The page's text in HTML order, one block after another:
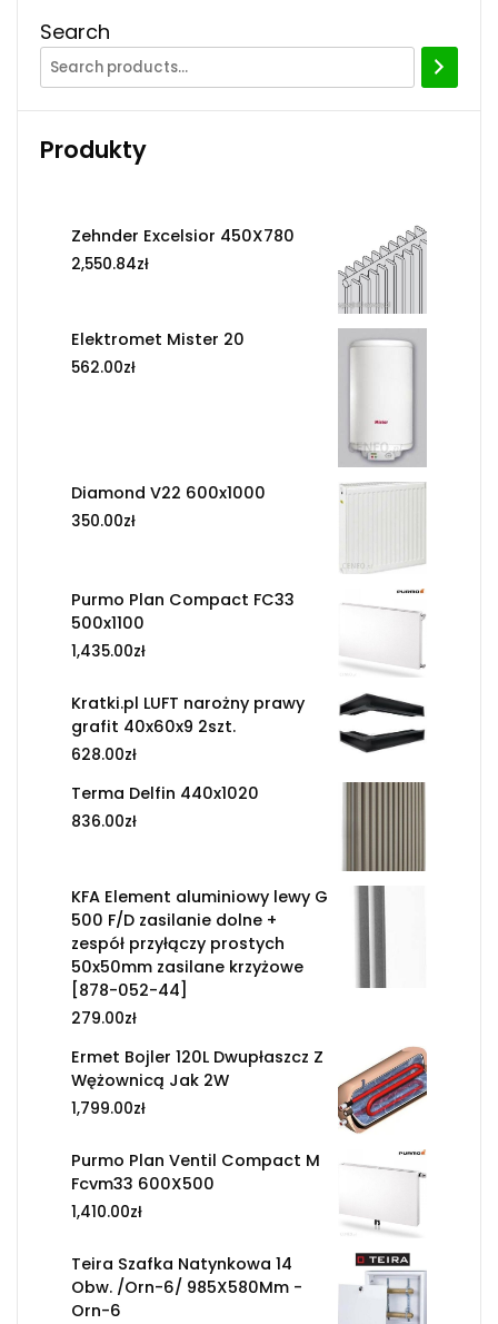
Search
Produkty
Zehnder Excelsior 450X780
2,550.84zł
Elektromet Mister 20
562.00zł
Diamond V22 600x1000
350.00zł
Purmo Plan Compact FC33
500x1100
1,435.00zł
Kratki.pl LUFT narożny prawy
grafit 40x60x9 2szt.
628.00zł
Terma Delfin 440x1020
836.00zł
KFA Element aluminiowy lewy G
500 F/D zasilanie dolne +
zespół przyłączy prostych
50x50mm zasilane krzyżowe
[878-052-44]
279.00zł
Ermet Bojler 120L Dwupłaszcz Z
Wężownicą Jak 2W
1,799.00zł
Purmo Plan Ventil Compact M
Fcvm33 600X500
1,410.00zł
Teira Szafka Natynkowa 14
Obw. /Orn-6/ 985X580Mm -
Orn-6